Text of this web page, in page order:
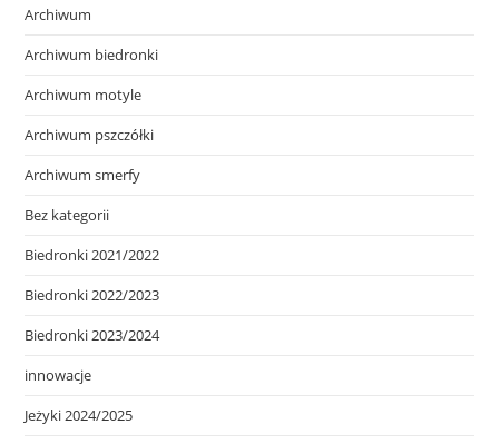
Archiwum
Archiwum biedronki
Archiwum motyle
Archiwum pszczółki
Archiwum smerfy
Bez kategorii
Biedronki 2021/2022
Biedronki 2022/2023
Biedronki 2023/2024
innowacje
Jeżyki 2024/2025